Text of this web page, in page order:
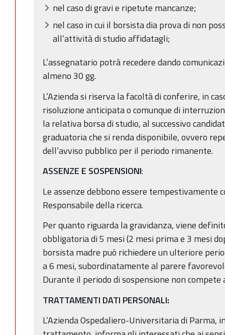
nel caso di gravi e ripetute mancanze;
nel caso in cui il borsista dia prova di non
all’attività di studio affidatagli;
L’assegnatario potrà recedere dando
almeno 30 gg.
L’Azienda si riserva la facoltà di conferire, in
risoluzione anticipata o comunque di
la relativa borsa di studio, al successivo
graduatoria che si renda disponibile, ovvero
dell’avviso pubblico per il periodo rimanente.
ASSENZE E SOSPENSIONI:
Le assenze debbono essere tempestivamente
Responsabile della ricerca.
Per quanto riguarda la gravidanza, viene
obbligatoria di 5 mesi (2 mesi prima e 3 mesi
borsista madre può richiedere un ulteriore
a 6 mesi, subordinatamente al parere
Durante il periodo di sospensione non
TRATTAMENTI DATI PERSONALI:
L’Azienda Ospedaliero-Universitaria di Parma,